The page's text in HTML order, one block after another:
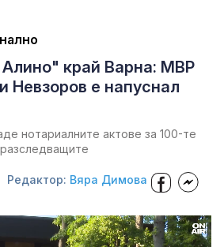
край Варна: МВР
Невзоров е напуснал
нотариалните актове за 100-те
Редактор: Вяра Димова